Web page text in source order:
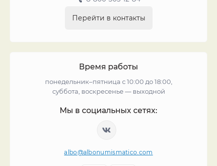
Перейти в контакты
Время работы
понедельник–пятница с 10:00 до 18:00,
суббота, воскресенье — выходной
Мы в социальных сетях:
albo@albonumismatico.com